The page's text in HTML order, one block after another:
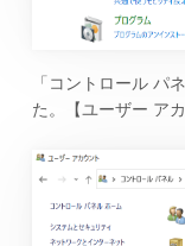
「コントロール パ
た。【ユーザー ア